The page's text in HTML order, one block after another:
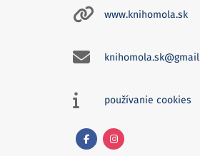
www.knihomola.sk
používanie cookies